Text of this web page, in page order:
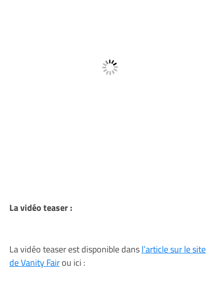
La vidéo teaser :
La vidéo teaser est disponible dansl’article sur le site
de Vanity Fairou ici :